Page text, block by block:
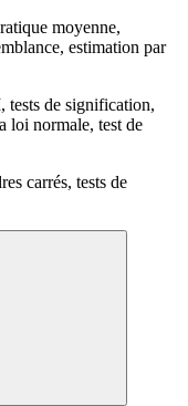
moyenne,
estimation par
tests de signification,
loi normale, test de
carrés, tests de